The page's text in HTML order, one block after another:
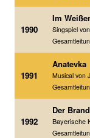
1990
Im
Singspiel
1991
Anatevka
Musical von
1992
Der
Bayerische